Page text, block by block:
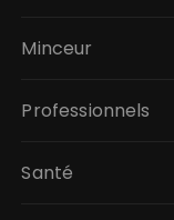
Minceur
Professionnels
Santé